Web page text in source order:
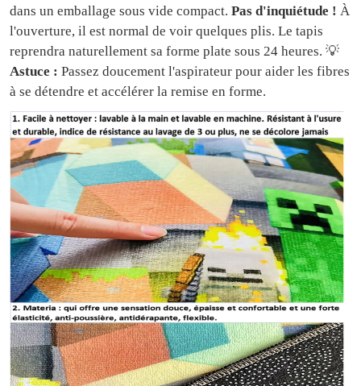
dans un emballage sous vide compact. Pas d'inquiétude ! À
l'ouverture, il est normal de voir quelques plis. Le tapis
reprendra naturellement sa forme plate sous 24 heures. 💡
Astuce : Passez doucement l'aspirateur pour aider les fibres
à se détendre et accélérer la remise en forme.